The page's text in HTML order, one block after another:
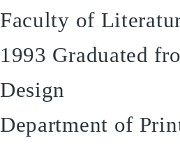
Faculty of
1993 Graduated
Design
Department of